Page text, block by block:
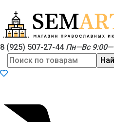
8 (925) 507-27-44 Пн—Вс